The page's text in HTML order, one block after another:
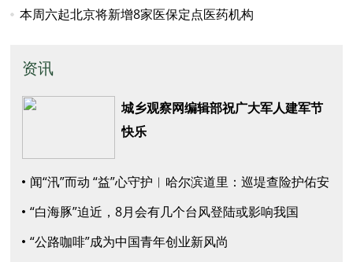
本周六起北京将新增8家医保定点医药机构
资讯
城乡观察网编辑部祝广大军人建军节
快乐
闻“汛”而动 “益”心守护︱哈尔滨道里：巡堤查险护佑安
澜“白海豚”迫近，8月会有几个台风登陆或影响我国
“公路咖啡”成为中国青年创业新风尚